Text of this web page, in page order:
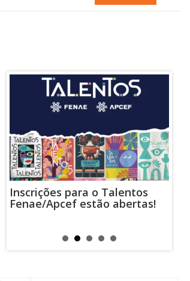
Inscrições para o Talentos
Fenae/Apcef estão abertas!